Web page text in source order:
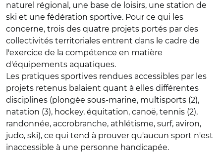
naturel régional, une base de loisirs, une station de
ski et une fédération sportive. Pour ce qui les
concerne, trois des quatre projets portés par des
collectivités territoriales entrent dans le cadre de
l'exercice de la compétence en matière
d'équipements aquatiques.
Les pratiques sportives rendues accessibles par les
projets retenus balaient quant à elles différentes
disciplines (plongée sous-marine, multisports (2),
natation (3), hockey, équitation, canoë, tennis (2),
randonnée, accrobranche, athlétisme, surf, aviron,
judo, ski), ce qui tend à prouver qu'aucun sport n'est
inaccessible à une personne handicapée.